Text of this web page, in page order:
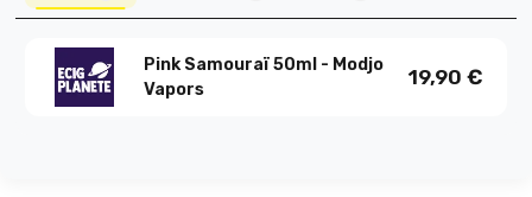
Pink Samouraï 50ml - Modjo
Vapors
19,90 €